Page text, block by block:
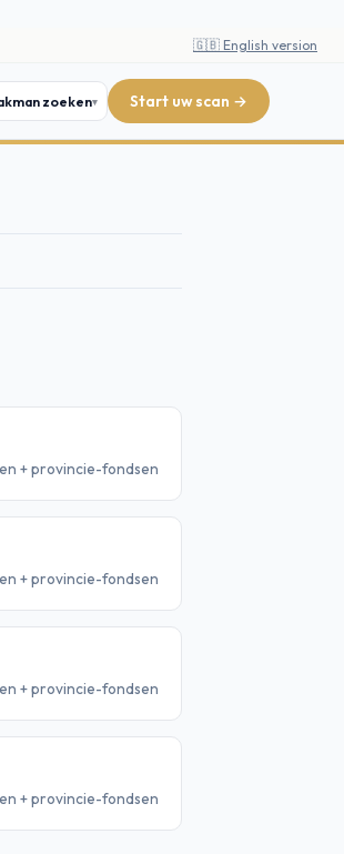
🇬🇧 English version
zoeken Start uw scan →
+ provincie-fondsen
+ provincie-fondsen
+ provincie-fondsen
+ provincie-fondsen